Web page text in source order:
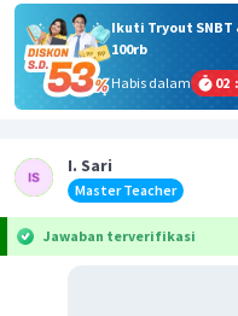
Ikuti Tryout SNBT
100rb
Habis dalam
02 :
I. Sari
Master Teacher
Jawaban terverifikasi